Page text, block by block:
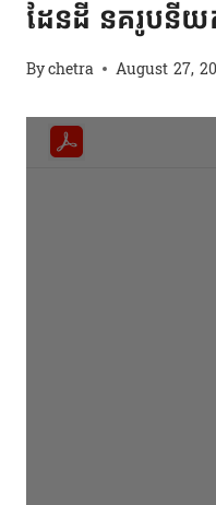
ដែនដី នគរូបនី
Bychetra August 27,